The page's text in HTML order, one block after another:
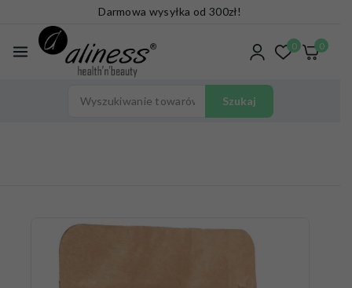
Darmowa wysyłka od 300zł!
0 0
Szukaj